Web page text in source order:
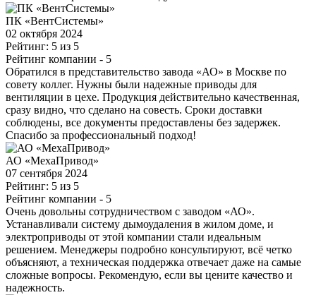
ПК «ВентСистемы»
02 октября 2024
Рейтинг: 5 из 5
Рейтинг компании - 5
Обратился в представительство завода «АО» в Москве по
совету коллег. Нужны были надежные приводы для
вентиляции в цехе. Продукция действительно качественная,
сразу видно, что сделано на совесть. Сроки доставки
соблюдены, все документы предоставлены без задержек.
Спасибо за профессиональный подход!
АО «МехаПривод»
07 сентября 2024
Рейтинг: 5 из 5
Рейтинг компании - 5
Очень довольны сотрудничеством с заводом «АО».
Устанавливали систему дымоудаления в жилом доме, и
электроприводы от этой компании стали идеальным
решением. Менеджеры подробно консультируют, всё четко
объясняют, а техническая поддержка отвечает даже на самые
сложные вопросы. Рекомендую, если вы цените качество и
надежность.